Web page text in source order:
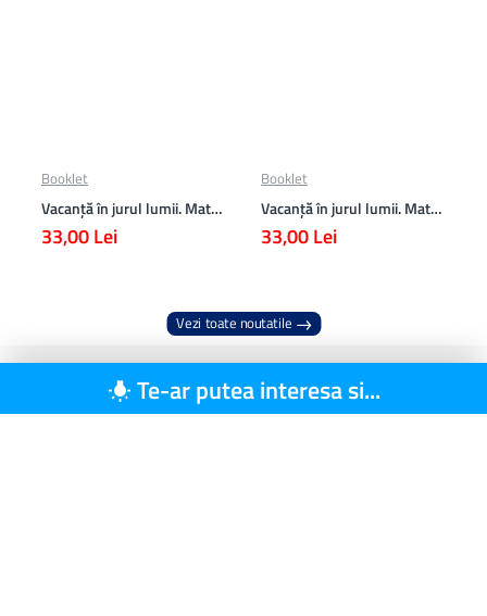
Booklet
Vacanță în jurul lumii. Matematică clasa a VII-a – EDIȚIA 2026
33,00 Lei
Booklet
Vacanță în jurul lumii. Matematică clasa a VI-a – EDIȚIA 2026
33,00 Lei
Vezi toate noutatile
Te-ar putea interesa si...